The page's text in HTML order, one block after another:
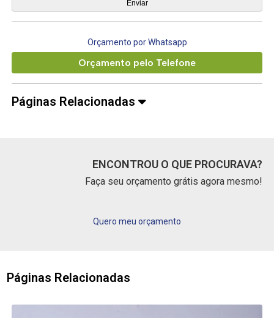
Orçamento por Whatsapp
Orçamento pelo Telefone
Páginas Relacionadas
ENCONTROU O QUE PROCURAVA?
Faça seu orçamento grátis agora mesmo!
Quero meu orçamento
Páginas Relacionadas